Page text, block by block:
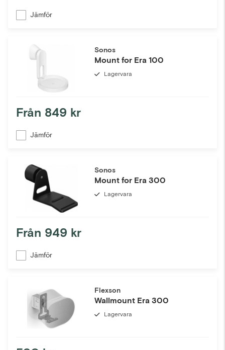
Jämför
Sonos
Mount for Era 100
Lagervara
Från 849 kr
Jämför
Sonos
Mount for Era 300
Lagervara
Från 949 kr
Jämför
Flexson
Wallmount Era 300
Lagervara